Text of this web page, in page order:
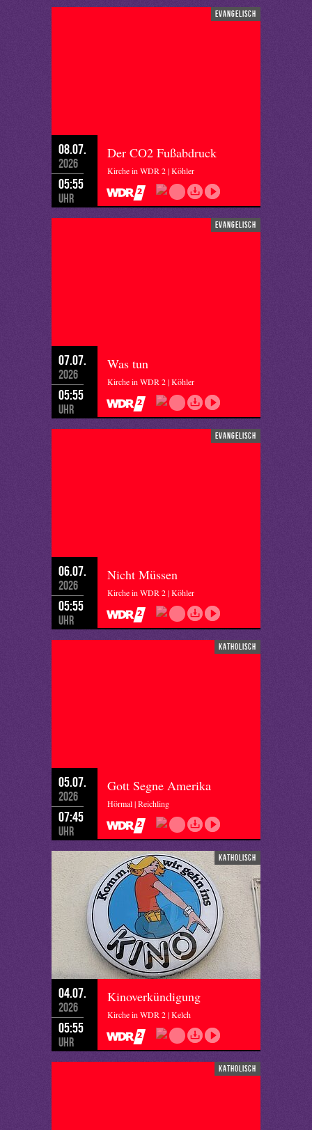
evangelisch
08.07.
2026
05:55
Uhr
Der CO2 Fußabdruck
Kirche in WDR 2 | Köhler
evangelisch
07.07.
2026
05:55
Uhr
Was tun
Kirche in WDR 2 | Köhler
evangelisch
06.07.
2026
05:55
Uhr
Nicht Müssen
Kirche in WDR 2 | Köhler
katholisch
05.07.
2026
07:45
Uhr
Gott Segne Amerika
Hörmal | Reichling
katholisch
04.07.
2026
05:55
Uhr
Kinoverkündigung
Kirche in WDR 2 | Kelch
katholisch